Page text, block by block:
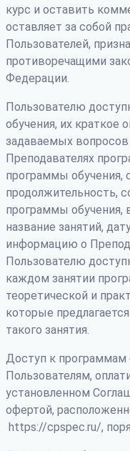
курс и оставить
оставляет за собой
Пользователей,
противоречащими
Федерации.
Пользователю
обучения, их краткое
задаваемых
Преподавателях
программы обучения,
продолжительность,
программы
название занятий,
информацию о
Пользователю
каждом занятии
теоретической и
которые
такого занятия.
Доступ к программам
Пользователям,
установленном
офертой,
https://cpspec.ru/,